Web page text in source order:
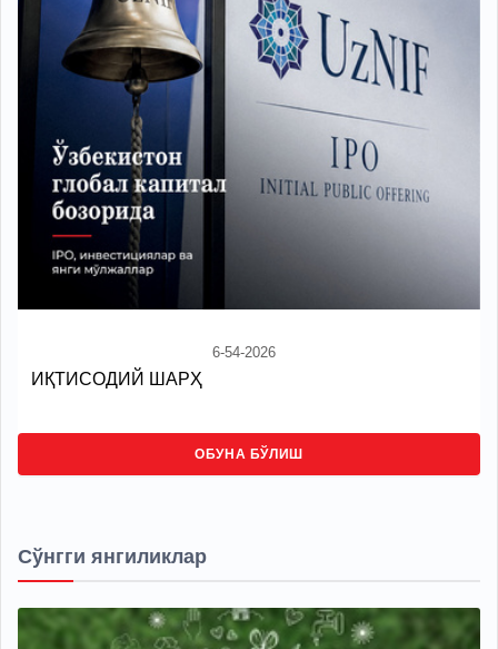
6-54-2026
ИҚТИСОДИЙ ШАРҲ
ОБУНА БЎЛИШ
Сўнгги янгиликлар